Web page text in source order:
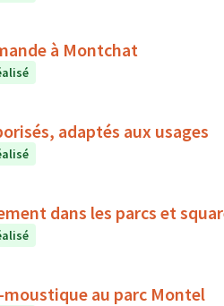
à Montchat
adaptés aux usages
dans les parcs et
au parc Montel